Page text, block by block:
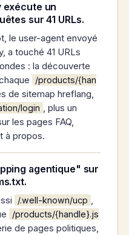
exécute un
sur 41 URLs.
le user-agent envoyé
a touché 41 URLs
: la découverte
/products/{han
de sitemap hreflang,
login , plus un
les pages FAQ,
à propos.
agentique" sur
/.well-known/ucp ,
/products/{handle}.js
de pages politiques,